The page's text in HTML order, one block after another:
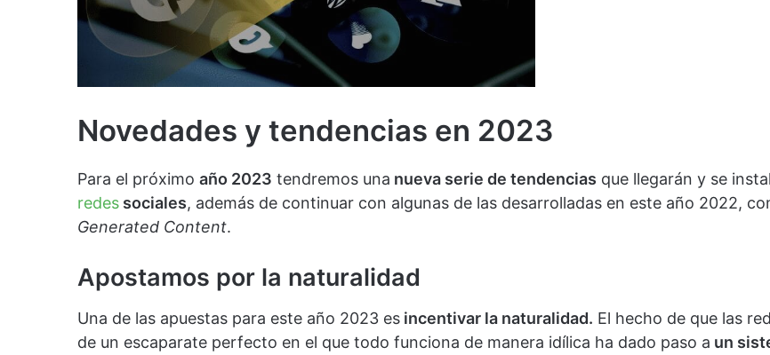
Novedades y tendencias en 2023
Para el próximo año 2023 tendremos una nueva serie de tendencias que llegarán y se
redes sociales, además de continuar con algunas de las desarrolladas en este año 2022,
Generated Content.
Apostamos por la naturalidad
Una de las apuestas para este año 2023 es incentivar la naturalidad. El hecho de que las
de un escaparate perfecto en el que todo funciona de manera idílica ha dado paso a un